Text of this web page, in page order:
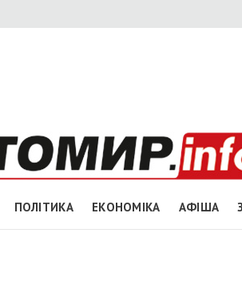
ПОЛІТИКА ЕКОНОМІКА АФІША